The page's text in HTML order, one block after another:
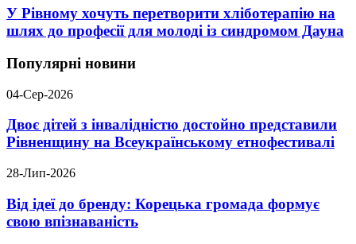
У Рівному хочуть перетворити хліботерапію на
шлях до професії для молоді із синдромом Дауна
Популярні новини
04-Сер-2026
Двоє дітей з інвалідністю достойно представили
Рівненщину на Всеукраїнському етнофестивалі
28-Лип-2026
Від ідеї до бренду: Корецька громада формує
свою впізнаваність